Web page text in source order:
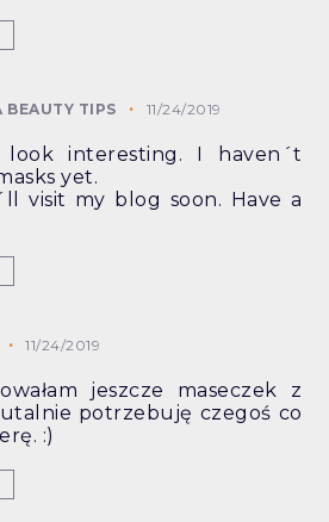
BEAUTY TIPS 11/24/2019
look interesting. I haven´t
yet.
visit my blog soon. Have a
11/24/2019
jeszcze maseczek z
potrzebuję czegoś co
:)